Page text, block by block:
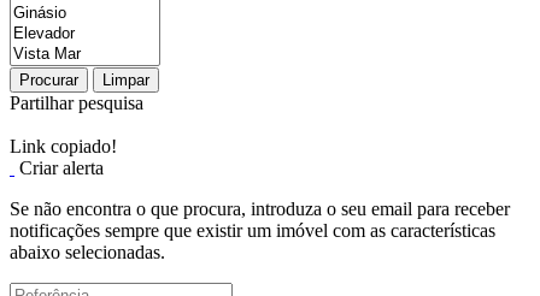
Procurar Limpar
Partilhar pesquisa
Link copiado!
Criar alerta
Se não encontra o que procura, introduza o seu email para receber
notificações sempre que existir um imóvel com as características
abaixo selecionadas.